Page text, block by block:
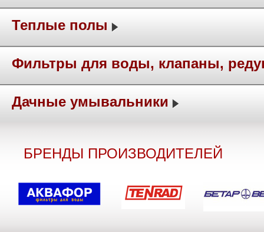
Теплые полы
Фильтры для воды, клапаны,
Дачные умывальники
БРЕНДЫ ПРОИЗВОДИТЕЛЕЙ